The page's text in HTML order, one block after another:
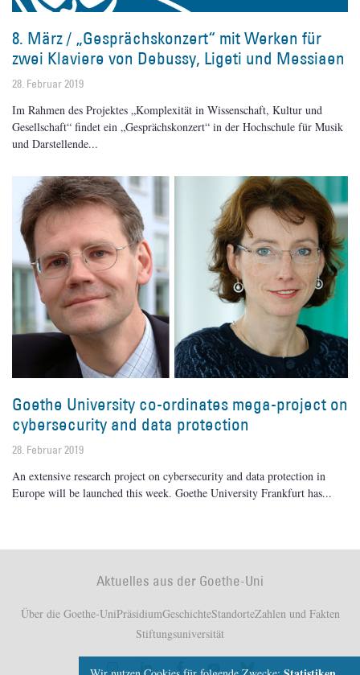
8. März / „Gesprächskonzert“ mit Werken für
zwei Klaviere von Debussy, Ligeti und Messiaen
28. Februar 2019
Im Rahmen des Projektes „Komplexität in Wissenschaft, Kultur und
Gesellschaft“ findet ein „Gesprächskonzert“ in der Hochschule für Musik
und Darstellende
Goethe University co-ordinates mega-project on
cybersecurity and data protection
28. Februar 2019
An extensive research project on cybersecurity and data protection in
Europe will be launched this week. Goethe University Frankfurt has
Aktuelles aus der Goethe-Uni
Über die Goethe-UniPräsidiumGeschichteStandorteZahlen und Fakten
Stiftungsuniversität